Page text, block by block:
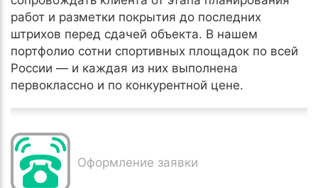
работ и разметки покрытия до последних
штрихов перед сдачей объекта. В нашем
портфолио сотни спортивных площадок по всей
России — и каждая из них выполнена
первоклассно и по конкурентной цене.
Оформление заявки